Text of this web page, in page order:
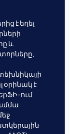
է եղել
և
օրինակ է
ում